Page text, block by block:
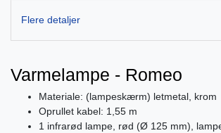
Flere detaljer
Varmelampe - Romeo
Materiale: (lampeskærm) letmetal, krom
Oprullet kabel: 1,55 m
1 infrarød lampe, rød (Ø 125 mm),